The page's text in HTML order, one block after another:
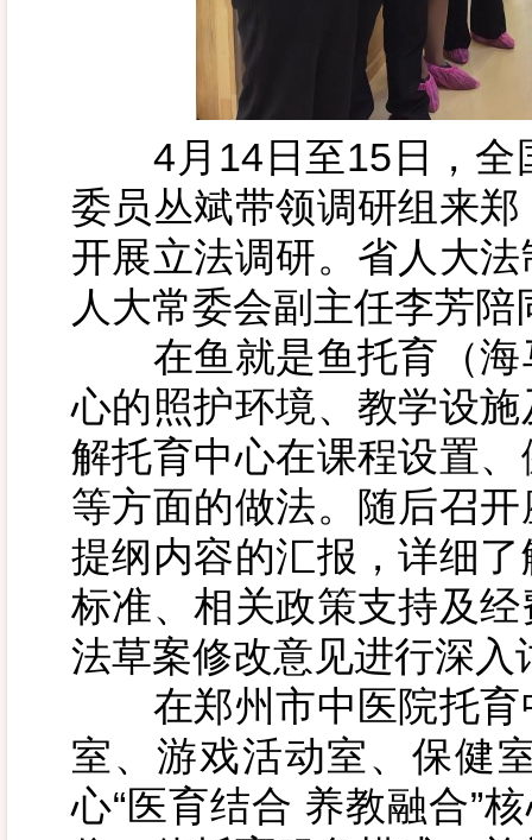
4月14日至15日，全
委员丛斌带领调研组来
开展立法调研。省人大
人大常委会副主任李芳陪
在鱼就是鱼托育（海
心的照护环境、教学设
解托育中心在课程设置
等方面的做法。随后召
提纲内容的汇报，详细
标准、相关政策支持及
法草案修改意见进行深入
在郑州市中医院托育
室、游戏活动室、保健
心“医育结合 养教融合”